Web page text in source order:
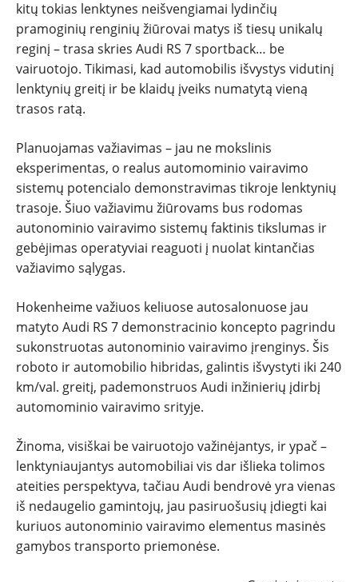
REPORTAŽAI
SPORTAS
PATARIMAI
ĮVAIRENYBĖS
kitų tokias lenktynes neišvengiamai lydinčių
pramoginių renginių žiūrovai matys iš tiesų unikalų
reginį – trasa skries Audi RS 7 sportback… be
vairuotojo. Tikimasi, kad automobilis išvystys vidutinį
lenktynių greitį ir be klaidų įveiks numatytą vieną
trasos ratą.
Planuojamas važiavimas – jau ne mokslinis
eksperimentas, o realus automominio vairavimo
sistemų potencialo demonstravimas tikroje lenktynių
trasoje. Šiuo važiavimu žiūrovams bus rodomas
autonominio vairavimo sistemų faktinis tikslumas ir
gebėjimas operatyviai reaguoti į nuolat kintančias
važiavimo sąlygas.
Hokenheime važiuos keliuose autosalonuose jau
matyto Audi RS 7 demonstracinio koncepto pagrindu
sukonstruotas autonominio vairavimo įrenginys. Šis
roboto ir automobilio hibridas, galintis išvystyti iki 240
km/val. greitį, pademonstruos Audi inžinierių įdirbį
automominio vairavimo srityje.
Žinoma, visiškai be vairuotojo važinėjantys, ir ypač –
lenktyniaujantys automobiliai vis dar išlieka tolimos
ateities perspektyva, tačiau Audi bendrovė yra vienas
iš nedaugelio gamintojų, jau pasiruošusių įdiegti kai
kuriuos autonominio vairavimo elementus masinės
gamybos transporto priemonėse.